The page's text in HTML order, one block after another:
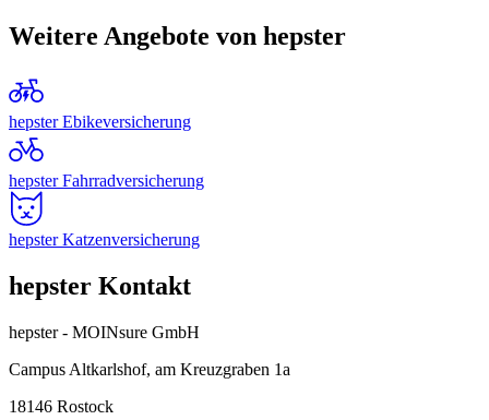
Weitere Angebote von hepster
hepster Ebikeversicherung
hepster Fahrradversicherung
hepster Katzenversicherung
hepster Kontakt
hepster - MOINsure GmbH
Campus Altkarlshof, am Kreuzgraben 1a
18146 Rostock